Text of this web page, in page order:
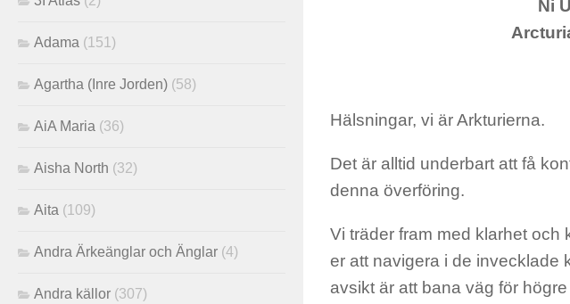
Ni
Hälsningar, vi är Arkturierna.
Det är alltid underbart att få
denna överföring.
Vi träder fram med klarhet och
er att navigera i de invecklade
avsikt är att bana väg för
Adama (151)
Agartha (Inre Jorden) (58)
AiA Maria (36)
Aisha North (32)
Aita (109)
Andra Ärkeänglar och Änglar (4)
Andra källor (307)